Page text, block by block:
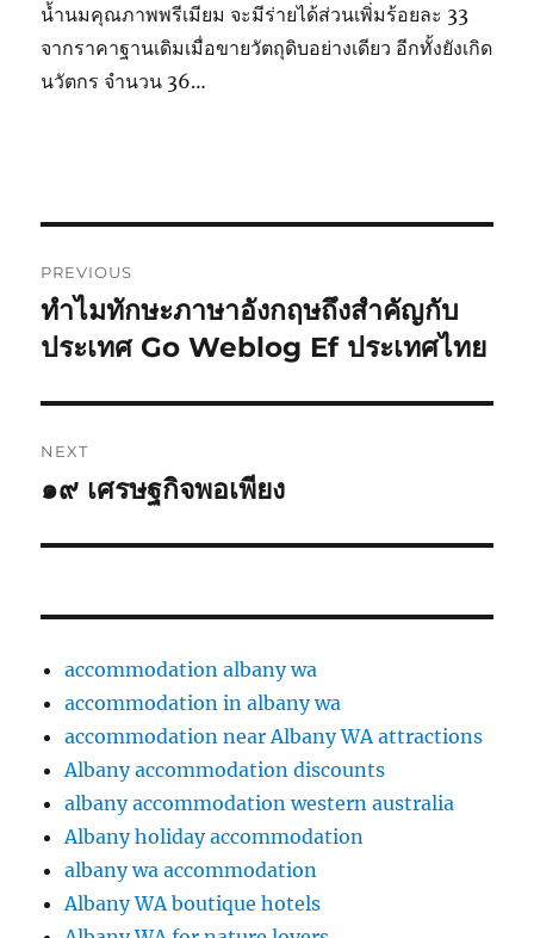
น้ำนมคุณภาพพรีเมียม จะมีร่ายได้ส่วนเพิ่มร้อยละ 33
จากราคาฐานเดิมเมื่อขายวัตถุดิบอย่างเดียว อีกทั้งยังเกิด
นวัตกร จำนวน 36…
navigation
PREVIOUS
Previous
post:
ทำไมทักษะภาษาอังกฤษถึงสำคัญกับ
ประเทศ Go Weblog Ef ประเทศไทย
NEXT
Next
๑๙ เศรษฐกิจพอเพียง
accommodation albany wa
accommodation in albany wa
accommodation near Albany WA attractions
Albany accommodation discounts
albany accommodation western australia
Albany holiday accommodation
albany wa accommodation
Albany WA boutique hotels